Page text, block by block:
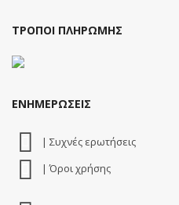
ΤΡΟΠΟΙ ΠΛΗΡΩΜΗΣ
ΕΝΗΜΕΡΩΣΕΙΣ
| Συχνές ερωτήσεις
| Όροι χρήσης